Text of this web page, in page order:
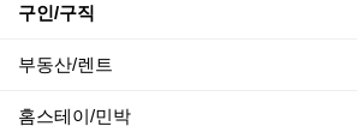
구인/구직
부동산/렌트
홈스테이/민박